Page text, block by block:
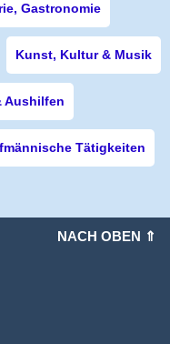
Gastronomie
Kunst, Kultur & Musik
Aushilfen
Tätigkeiten
NACH OBEN ⇑